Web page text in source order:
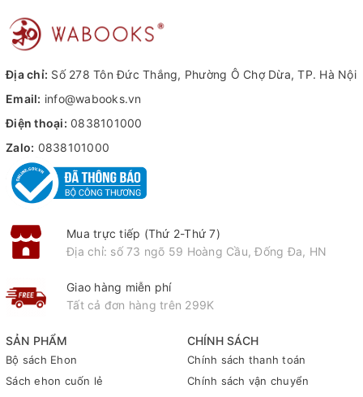
SẢN PHẨM
Bộ sách Ehon
Sách ehon cuốn lẻ
CHÍNH SÁCH
Chính sách thanh toán
Chính sách vận chuyển
Địa chỉ: Số 278 Tôn Đức Thắng, Phường Ô Chợ Dừa, TP. Hà Nội
Email: info@wabooks.vn
Điện thoại: 0838101000
Zalo: 0838101000
Mua trực tiếp (Thứ 2-Thứ 7)
Địa chỉ: số 73 ngõ 59 Hoàng Cầu, Đống Đa, HN
Giao hàng miễn phí
Tất cả đơn hàng trên 299K